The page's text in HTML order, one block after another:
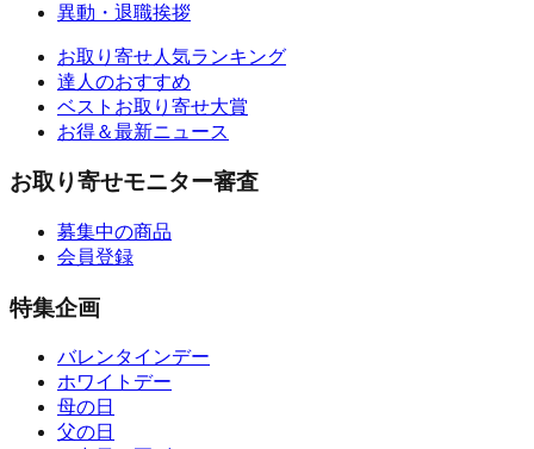
異動・退職挨拶
お取り寄せ人気ランキング
達人のおすすめ
ベストお取り寄せ大賞
お得＆最新ニュース
お取り寄せモニター審査
募集中の商品
会員登録
特集企画
バレンタインデー
ホワイトデー
母の日
父の日